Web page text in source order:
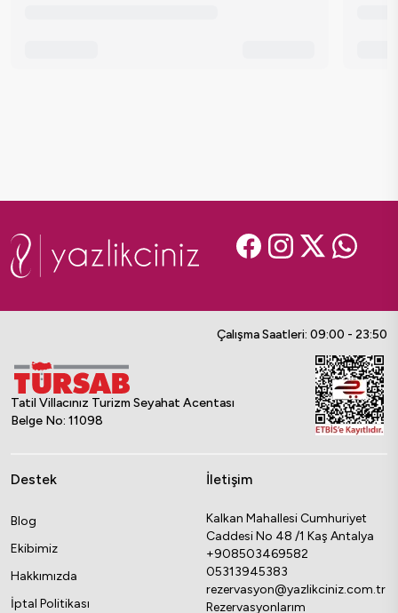
Çalışma Saatleri: 09:00 - 23:50
Tatil Villacınız Turizm Seyahat Acentası
Belge No: 11098
Destek
Blog
Ekibimiz
Hakkımızda
İptal Politikası
İletişim
Kalkan Mahallesi Cumhuriyet
Caddesi No 48 /1 Kaş Antalya
+908503469582
05313945383
rezervasyon@yazlikciniz.com.tr
Rezervasyonlarım